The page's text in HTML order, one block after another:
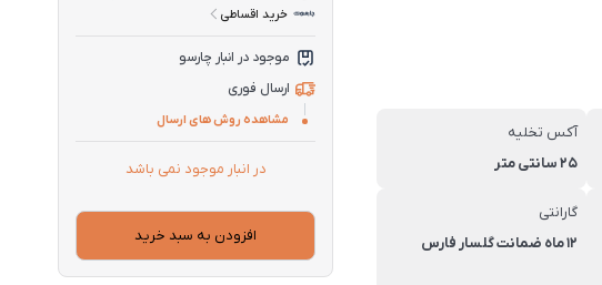
آکس تخلیه
25 سانتی متر
گارانتی
12 ماه ضمانت گلسار فارس
خرید اقساطی
موجود در انبار چارسو
ارسال فوری
مشاهده روش های ارسال
در انبار موجود نمی باشد
افزودن به سبد خرید